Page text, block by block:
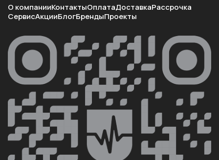
О компанииКонтактыОплатаДоставкаРассрочка
СервисАкцииБлогБрендыПроекты